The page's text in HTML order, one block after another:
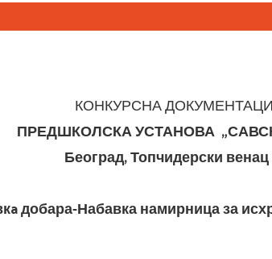
КОНКУРСНА
ПРЕДШКОЛСКА УСТАНОВА
Београд, Топчидерски венац
добара-Набавка намирница за